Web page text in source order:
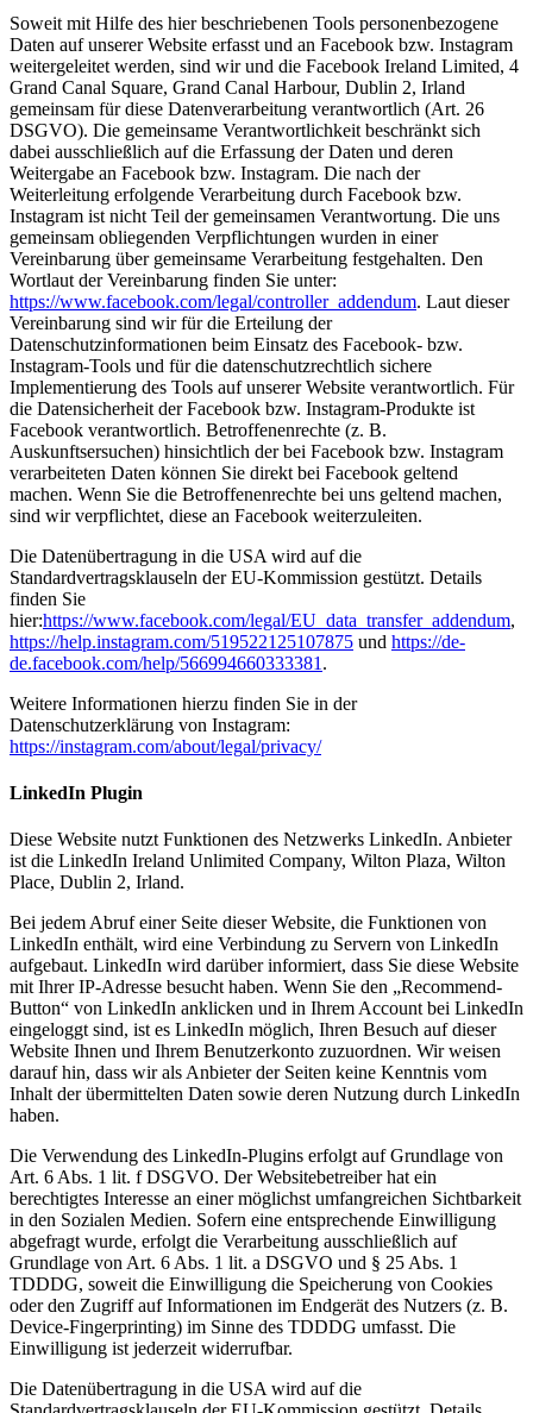
Soweit mit Hilfe des hier beschriebenen Tools personenbezogene
Daten auf unserer Website erfasst und an Facebook bzw. Instagram
weitergeleitet werden, sind wir und die Facebook Ireland Limited, 4
Grand Canal Square, Grand Canal Harbour, Dublin 2, Irland
gemeinsam für diese Datenverarbeitung verantwortlich (Art. 26
DSGVO). Die gemeinsame Verantwortlichkeit beschränkt sich
dabei ausschließlich auf die Erfassung der Daten und deren
Weitergabe an Facebook bzw. Instagram. Die nach der
Weiterleitung erfolgende Verarbeitung durch Facebook bzw.
Instagram ist nicht Teil der gemeinsamen Verantwortung. Die uns
gemeinsam obliegenden Verpflichtungen wurden in einer
Vereinbarung über gemeinsame Verarbeitung festgehalten. Den
Wortlaut der Vereinbarung finden Sie unter:
https://www.facebook.com/legal/controller_addendum. Laut dieser
Vereinbarung sind wir für die Erteilung der
Datenschutzinformationen beim Einsatz des Facebook- bzw.
Instagram-Tools und für die datenschutzrechtlich sichere
Implementierung des Tools auf unserer Website verantwortlich. Für
die Datensicherheit der Facebook bzw. Instagram-Produkte ist
Facebook verantwortlich. Betroffenenrechte (z. B.
Auskunftsersuchen) hinsichtlich der bei Facebook bzw. Instagram
verarbeiteten Daten können Sie direkt bei Facebook geltend
machen. Wenn Sie die Betroffenenrechte bei uns geltend machen,
sind wir verpflichtet, diese an Facebook weiterzuleiten.
Die Datenübertragung in die USA wird auf die
Standardvertragsklauseln der EU-Kommission gestützt. Details
finden Sie
hier:https://www.facebook.com/legal/EU_data_transfer_addendum,
https://help.instagram.com/519522125107875 und https://de-
de.facebook.com/help/566994660333381 .
Weitere Informationen hierzu finden Sie in der
Datenschutzerklärung von Instagram:
https://instagram.com/about/legal/privacy/
LinkedIn Plugin
Diese Website nutzt Funktionen des Netzwerks LinkedIn. Anbieter
ist die LinkedIn Ireland Unlimited Company, Wilton Plaza, Wilton
Place, Dublin 2, Irland.
Bei jedem Abruf einer Seite dieser Website, die Funktionen von
LinkedIn enthält, wird eine Verbindung zu Servern von LinkedIn
aufgebaut. LinkedIn wird darüber informiert, dass Sie diese Website
mit Ihrer IP-Adresse besucht haben. Wenn Sie den „Recommend-
Button“ von LinkedIn anklicken und in Ihrem Account bei LinkedIn
eingeloggt sind, ist es LinkedIn möglich, Ihren Besuch auf dieser
Website Ihnen und Ihrem Benutzerkonto zuzuordnen. Wir weisen
darauf hin, dass wir als Anbieter der Seiten keine Kenntnis vom
Inhalt der übermittelten Daten sowie deren Nutzung durch LinkedIn
haben.
Die Verwendung des LinkedIn-Plugins erfolgt auf Grundlage von
Art. 6 Abs. 1 lit. f DSGVO. Der Websitebetreiber hat ein
berechtigtes Interesse an einer möglichst umfangreichen Sichtbarkeit
in den Sozialen Medien. Sofern eine entsprechende Einwilligung
abgefragt wurde, erfolgt die Verarbeitung ausschließlich auf
Grundlage von Art. 6 Abs. 1 lit. a DSGVO und § 25 Abs. 1
TDDDG, soweit die Einwilligung die Speicherung von Cookies
oder den Zugriff auf Informationen im Endgerät des Nutzers (z. B.
Device-Fingerprinting) im Sinne des TDDDG umfasst. Die
Einwilligung ist jederzeit widerrufbar.
Die Datenübertragung in die USA wird auf die